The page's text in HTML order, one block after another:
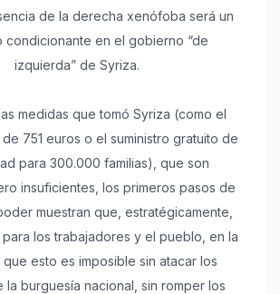
de la derecha xenófoba será un
condicionante en el gobierno “de
izquierda” de Syriza.
medidas que tomó Syriza (como el
de 751 euros o el suministro gratuito de
para 300.000 familias), que son
insuficientes, los primeros pasos de
muestran que, estratégicamente,
los trabajadores y el pueblo, en la
esto es imposible sin atacar los
la burguesía nacional, sin romper los